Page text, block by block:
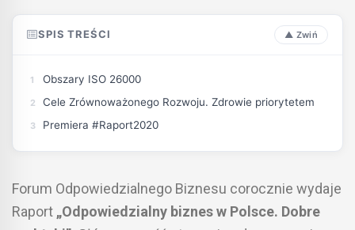
SPIS TREŚCI
Obszary ISO 26000
Cele Zrównoważonego Rozwoju. Zdrowie priorytetem
Premiera #Raport2020
Forum Odpowiedzialnego Biznesu corocznie wydaje
Raport „Odpowiedzialny biznes w Polsce. Dobre